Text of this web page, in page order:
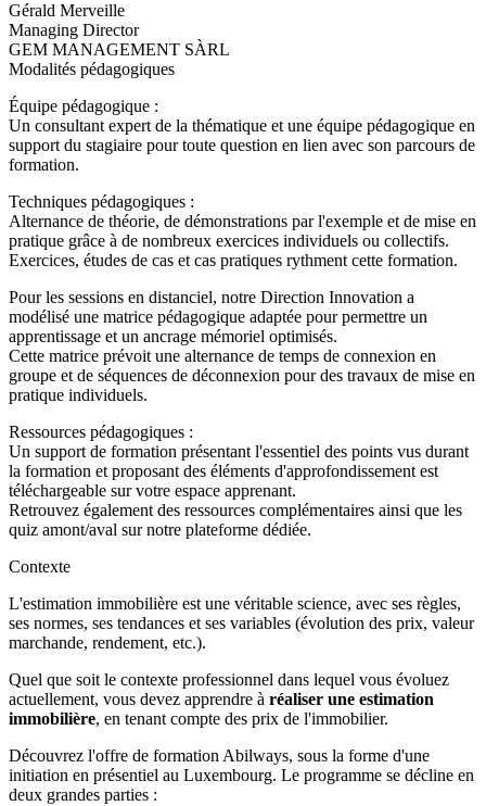
Gérald Merveille
Managing Director
GEM MANAGEMENT SÀRL
Modalités pédagogiques
Équipe pédagogique :
Un consultant expert de la thématique et une équipe pédagogique en
support du stagiaire pour toute question en lien avec son parcours de
formation.
Techniques pédagogiques :
Alternance de théorie, de démonstrations par l'exemple et de mise en
pratique grâce à de nombreux exercices individuels ou collectifs.
Exercices, études de cas et cas pratiques rythment cette formation.
Pour les sessions en distanciel, notre Direction Innovation a
modélisé une matrice pédagogique adaptée pour permettre un
apprentissage et un ancrage mémoriel optimisés.
Cette matrice prévoit une alternance de temps de connexion en
groupe et de séquences de déconnexion pour des travaux de mise en
pratique individuels.
Ressources pédagogiques :
Un support de formation présentant l'essentiel des points vus durant
la formation et proposant des éléments d'approfondissement est
téléchargeable sur votre espace apprenant.
Retrouvez également des ressources complémentaires ainsi que les
quiz amont/aval sur notre plateforme dédiée.
Contexte
L'estimation immobilière est une véritable science, avec ses règles,
ses normes, ses tendances et ses variables (évolution des prix, valeur
marchande, rendement, etc.).
Quel que soit le contexte professionnel dans lequel vous évoluez
actuellement, vous devez apprendre à réaliser une estimation
immobilière, en tenant compte des prix de l'immobilier.
Découvrez l'offre de formation Abilways, sous la forme d'une
initiation en présentiel au Luxembourg. Le programme se décline en
deux grandes parties :